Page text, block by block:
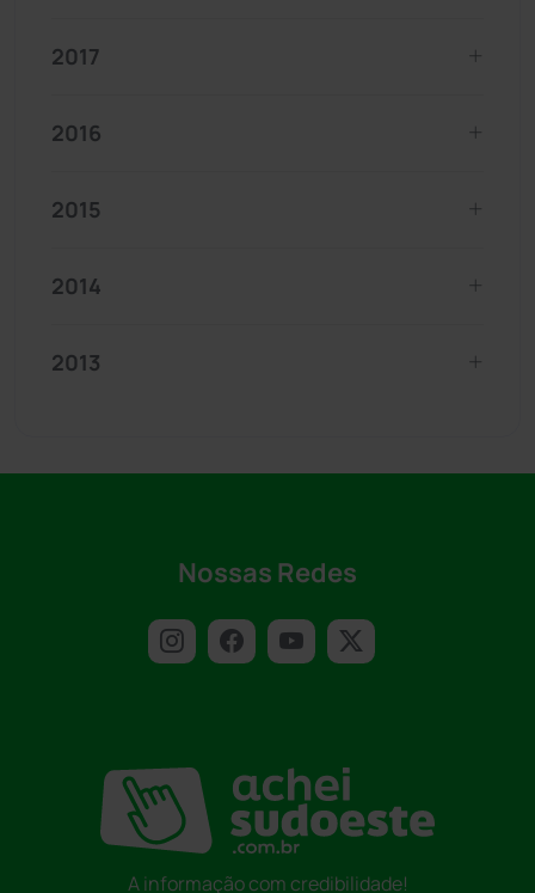
2017
2016
2015
2014
2013
Nossas Redes
A informação com credibilidade!